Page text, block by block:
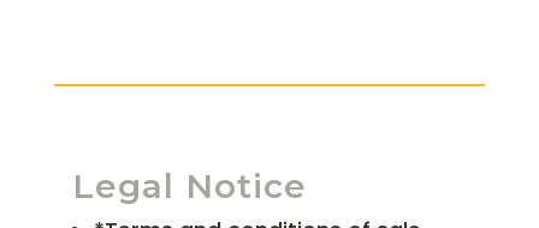
Legal Notice